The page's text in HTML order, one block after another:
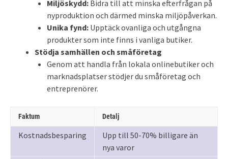
Miljöskydd: Bidra till att minska efterfrågan på
nyproduktion och därmed minska miljöpåverkan.
Unika fynd: Upptäck ovanliga och utgångna
produkter som inte finns i vanliga butiker.
Stödja samhällen och småföretag
Genom att handla från lokala onlinebutiker och
marknadsplatser stödjer du småföretag och
entreprenörer.
Faktum Detalj
Kostnadsbesparing
Upp till 50-70% billigare än
nya varor